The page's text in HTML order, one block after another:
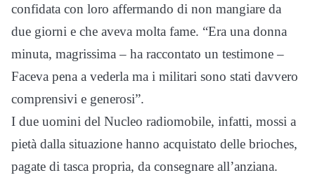
confidata con loro affermando di non mangiare da
due giorni e che aveva molta fame. “Era una donna
minuta, magrissima – ha raccontato un testimone –
Faceva pena a vederla ma i militari sono stati davvero
comprensivi e generosi”.
I due uomini del Nucleo radiomobile, infatti, mossi a
pietà dalla situazione hanno acquistato delle brioches,
pagate di tasca propria, da consegnare all’anziana.